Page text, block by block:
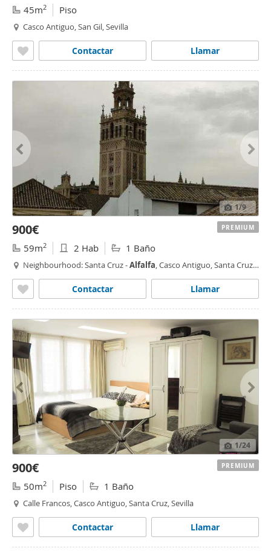
45m2 Piso
Casco Antiguo, San Gil, Sevilla
Llamar
Contactar
1/9
900€
59m2 2 Hab 1 Baño
Neighbourhood: Santa Cruz -Alfalfa, Casco Antiguo, Santa Cruz,
Llamar
Contactar
PREMIUM
1/24
900€
50m2 Piso 1 Baño
Calle Francos, Casco Antiguo, Santa Cruz, Sevilla
Llamar
Contactar
PREMIUM